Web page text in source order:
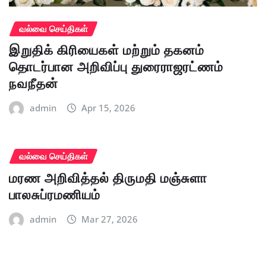
வல்வை செய்திகள்
இறுதிக் கிரியைகள் மற்றும் தகனம்
தொடர்பான அறிவிப்பு துரைராஜரட்ணம்
நவநீதன்
admin Apr 15, 2026
வல்வை செய்திகள்
மரண அறிவித்தல் திருமதி மஞ்சுளா
பாலசுப்ரமணியம்
admin Mar 27, 2026